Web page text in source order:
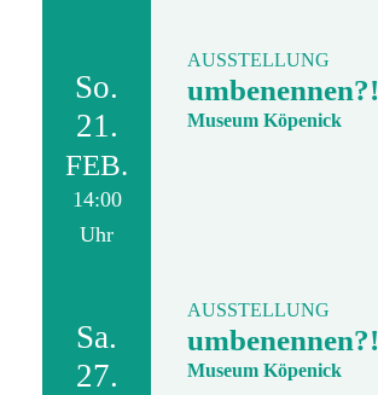
So.
21.
FEB.
14:00
Uhr
AUSSTELLUNG
umbenennen?!
Museum Köpenick
Sa.
27.
AUSSTELLUNG
umbenennen?!
Museum Köpenick